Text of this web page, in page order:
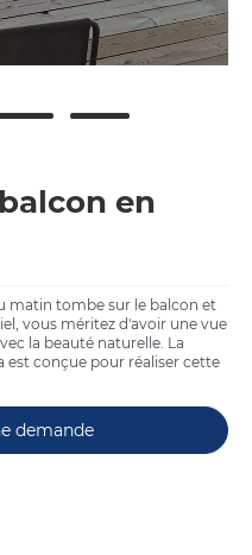
en
matin tombe sur le balcon et
vous méritez d'avoir une vue
la beauté naturelle. La
est conçue pour réaliser cette
demande